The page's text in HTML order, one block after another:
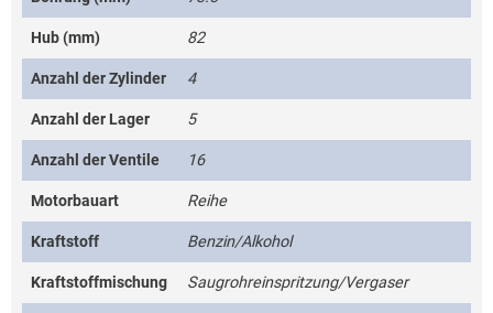
Hub (mm) 82
Anzahl der Zylinder 4
Anzahl der Lager 5
Anzahl der Ventile 16
Motorbauart Reihe
Kraftstoff Benzin/Alkohol
Kraftstoffmischung Saugrohreinspritzung/Vergaser